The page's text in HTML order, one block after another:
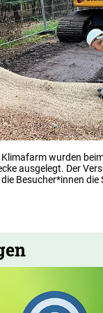
wurden
ausgelegt. Der
Besucher*innen die